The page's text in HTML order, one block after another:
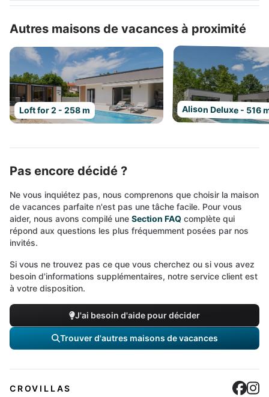
Autres maisons de vacances à proximité
Loft for 2 - 258 m Alison Deluxe - 516
Pas encore décidé ?
Ne vous inquiétez pas, nous comprenons que choisir la maison
de vacances parfaite n'est pas une tâche facile. Pour vous
aider, nous avons compilé une Section FAQ complète qui
répond aux questions les plus fréquemment posées par nos
invités.
Si vous ne trouvez pas ce que vous cherchez ou si vous avez
besoin d'informations supplémentaires, notre service client est
à votre disposition.
J'ai besoin d'aide pour décider
Trouver d'autres maisons de vacances
CROVILLAS